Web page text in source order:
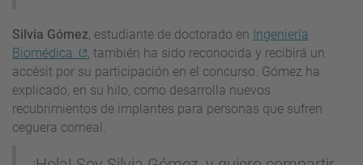
Silvia Gómez, estudiante de doctorado en Ingeniería
Biomédica
, también ha sido reconocida y recibirá un
accésit por su participación en el concurso. Gómez ha
explicado, en su hilo, como desarrolla nuevos
recubrimientos de implantes para personas que sufren
ceguera corneal.